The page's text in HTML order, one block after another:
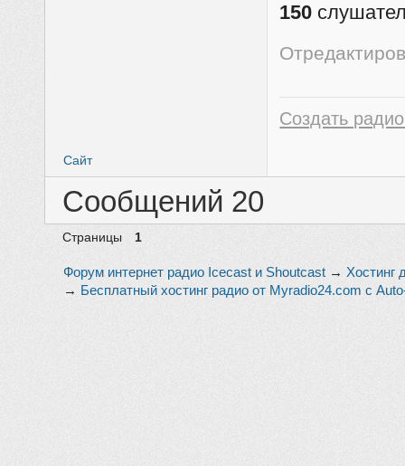
150
Создать
Сайт
Сообщений 20
Страницы 1
Форум интернет радио Icecast и Shoutcast → Хостинг
→ Бесплатный хостинг радио от Myradio24.com с